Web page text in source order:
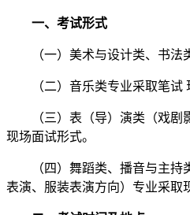
一、考试形式
（一）美术与设计类、书法类
（二）音乐类专业采取笔试
（三）表（导）演类（戏剧
现场面试形式。
（四）舞蹈类、播音与主持
表演、服装表演方向）专业采取